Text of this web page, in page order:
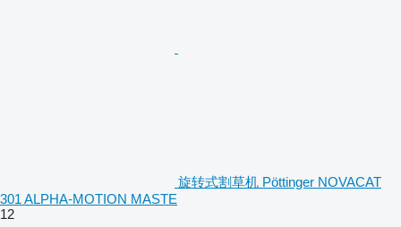
旋转式割草机 Pöttinger NOVACAT
301 ALPHA-MOTION MASTE
12